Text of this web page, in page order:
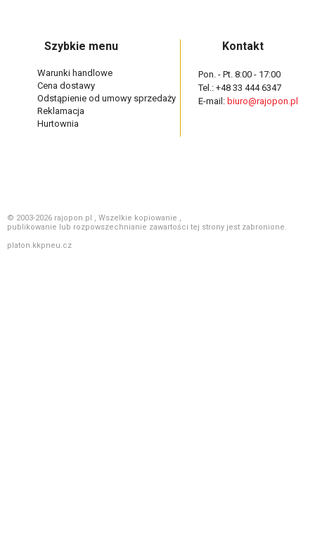
Szybkie menu
Warunki handlowe
Cena dostawy
Odstąpienie od umowy sprzedaży
Reklamacja
Hurtownia
Kontakt
Pon. - Pt. 8:00 - 17:00
Tel.: +48 33 444 6347
E-mail: biuro@rajopon.pl
© 2003-2026 rajopon.pl , Wszelkie kopiowanie ,
publikowanie lub rozpowszechnianie zawartości tej strony jest zabronione.
platon.kkpneu.cz